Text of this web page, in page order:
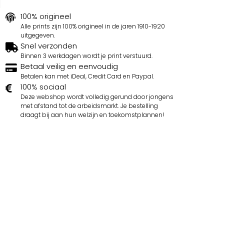
100% origineel
Alle prints zijn 100% origineel in de jaren 1910-1920
uitgegeven.
Snel verzonden
Binnen 3 werkdagen wordt je print verstuurd.
Betaal veilig en eenvoudig
Betalen kan met iDeal, Credit Card en Paypal.
100% sociaal
Deze webshop wordt volledig gerund door jongens
met afstand tot de arbeidsmarkt. Je bestelling
draagt bij aan hun welzijn en toekomstplannen!